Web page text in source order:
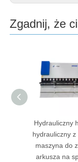
Zgadnij, że
Hydrauliczny
hydrauliczny z
maszyna do
arkusza na